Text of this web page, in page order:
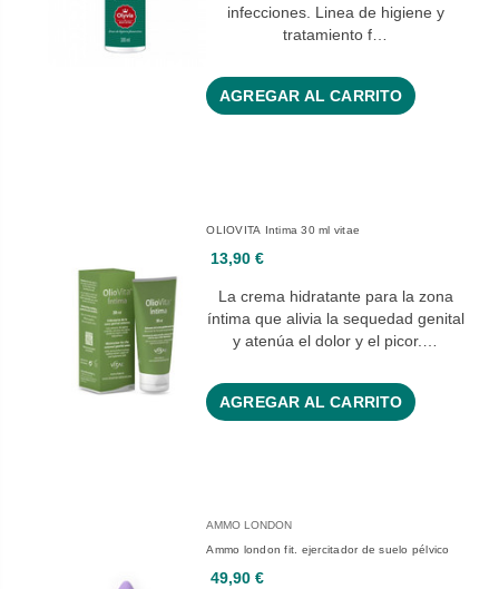
infecciones. Linea de higiene y
tratamiento f…
AGREGAR AL CARRITO
OLIOVITA Intima 30 ml vitae
13,90 €
La crema hidratante para la zona
íntima que alivia la sequedad genital
y atenúa el dolor y el picor.…
AGREGAR AL CARRITO
AMMO LONDON
Ammo london fit. ejercitador de suelo pélvico
49,90 €